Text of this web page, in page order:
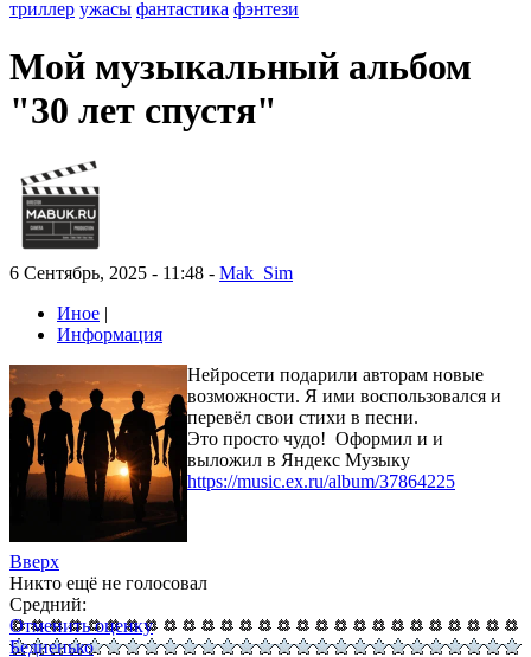
триллер ужасы фантастика фэнтези
Мой музыкальный альбом
"30 лет спустя"
6 Сентябрь, 2025 - 11:48 - Mak_Sim
Иное |
Информация
Нейросети подарили авторам новые
возможности. Я ими воспользовался и
перевёл свои стихи в песни.
Это просто чудо! Оформил и и
выложил в Яндекс Музыку
https://music.ex.ru/album/37864225
Вверх
Никто ещё не голосовал
Средний:
Отменить оценку
Бедненько